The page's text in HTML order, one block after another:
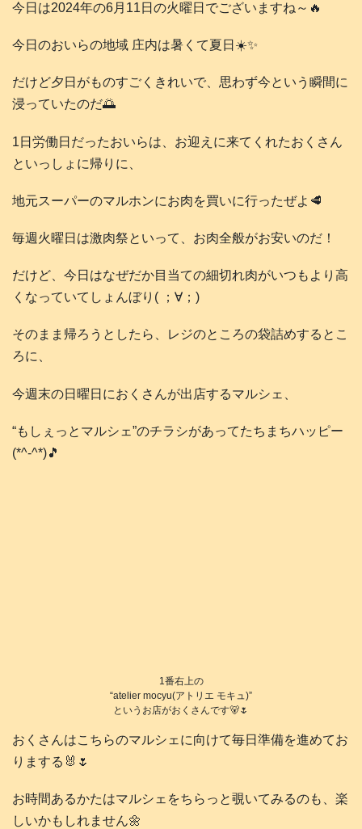
今日は2024年の6月11日の火曜日でございますね～🔥
今日のおいらの地域 庄内は暑くて夏日☀️✨
だけど夕日がものすごくきれいで、思わず今という瞬間に
浸っていたのだ🌅
1日労働日だったおいらは、お迎えに来てくれたおくさん
といっしょに帰りに、
地元スーパーのマルホンにお肉を買いに行ったぜよ🥩
毎週火曜日は激肉祭といって、お肉全般がお安いのだ！
だけど、今日はなぜだか目当ての細切れ肉がいつもより高
くなっていてしょんぼり( ；∀；)
そのまま帰ろうとしたら、レジのところの袋詰めするとこ
ろに、
今週末の日曜日におくさんが出店するマルシェ、
“もしぇっとマルシェ”のチラシがあってたちまちハッピー
(*^-^*)🎵
1番右上の
“atelier mocyu(アトリエ モキュ)”
というお店がおくさんです🐻🌷
おくさんはこちらのマルシェに向けて毎日準備を進めてお
りまする🐰🌷
お時間あるかたはマルシェをちらっと覗いてみるのも、楽
しいかもしれません🌼